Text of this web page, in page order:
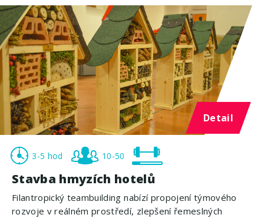
Detail
3-5 hod 10-50
Stavba hmyzích hotelů
Filantropický teambuilding nabízí propojení týmového
rozvoje v reálném prostředí, zlepšení řemeslných